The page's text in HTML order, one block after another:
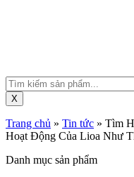
X
Trang chủ » Tin tức » Tìm
Hoạt Động Của Lioa Như
Danh mục sản phẩm